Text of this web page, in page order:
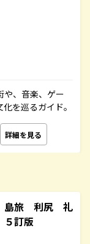
や、音楽、ゲー
を巡るガイド。
詳細を見る
島旅 利尻 礼
訂版